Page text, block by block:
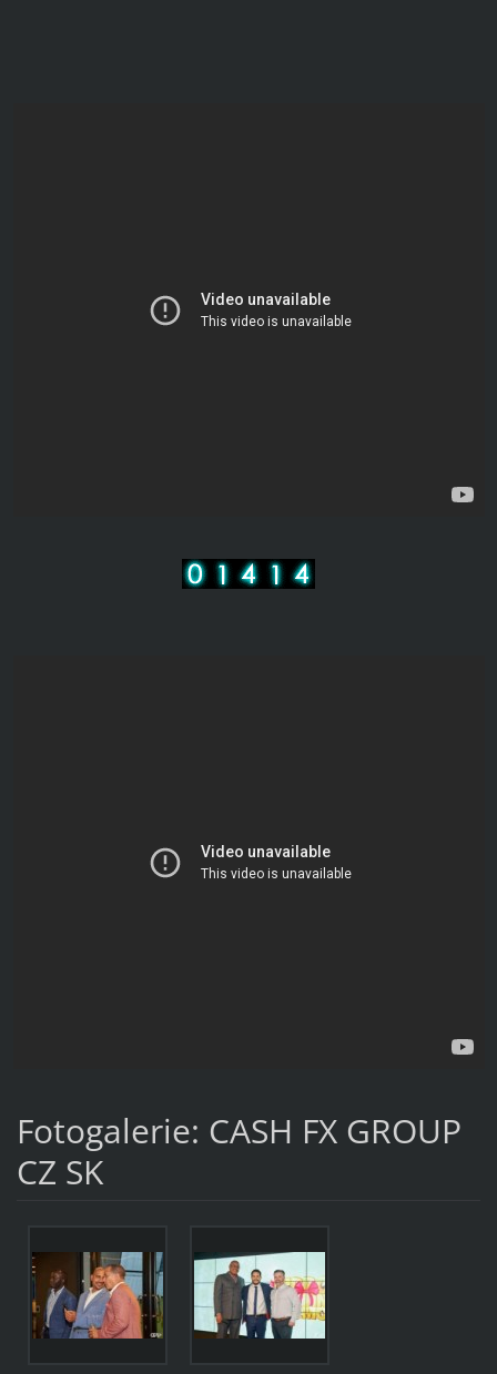
Fotogalerie: CASH FX GROUP
CZ SK